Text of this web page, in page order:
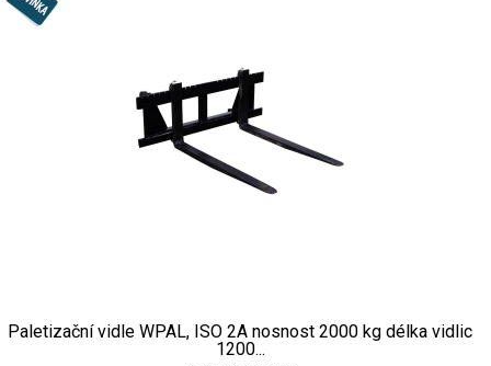
Paletizační vidle WPAL, ISO 2A nosnost 2000 kg délka vidlic
1200...